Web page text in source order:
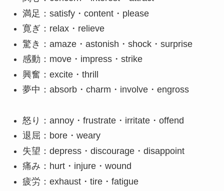
満足：satisfy・content・please
寛ぎ：relax・relieve
驚き：amaze・astonish・shock・surprise
感動：move・impress・strike
興奮：excite・thrill
夢中：absorb・charm・involve・engross
怒り：annoy・frustrate・irritate・offend
退屈：bore・weary
失望：depress・discourage・disappoint
痛み：hurt・injure・wound
疲労：exhaust・tire・fatigue